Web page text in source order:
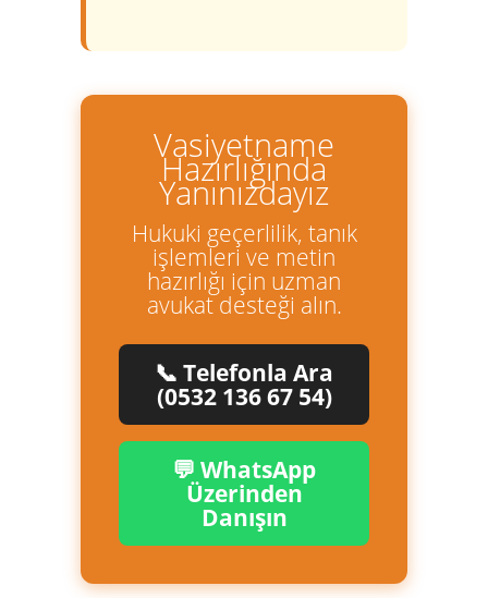
Vasiyetname
Hazırlığında
Yanınızdayız
Hukuki geçerlilik, tanık
işlemleri ve metin
hazırlığı için uzman
avukat desteği alın.
📞 Telefonla Ara
(0532 136 67 54)
💬 WhatsApp
Üzerinden
Danışın